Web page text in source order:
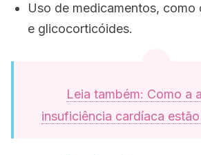
Uso de medicamentos, como
e glicocorticóides.
Leia também: Como a
insuficiência cardíaca